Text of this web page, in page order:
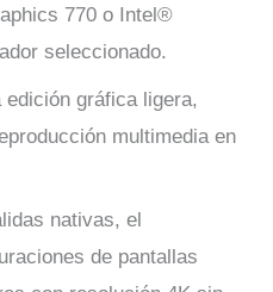
770 o Intel®
seleccionado.
gráfica ligera,
multimedia en
nativas, el
de pantallas